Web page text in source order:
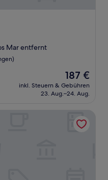
Mar entfernt
Der
Preis
beträgt
187 €
inkl. Steuern & Gebühren
23. Aug.–24. Aug.